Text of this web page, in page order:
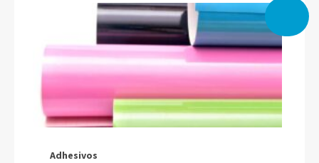
Textiles
Equipos
Seguridad
Artículos Varios
Catálogos
Adhesivos